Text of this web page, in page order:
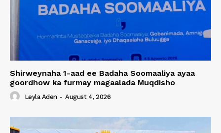
Shirweynaha 1-aad ee Badaha Soomaaliya ayaa
goordhow ka furmay magaalada Muqdisho
Leyla Aden - August 4, 2026